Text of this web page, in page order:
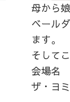
母から
ベール
ます。
そして
会場名
ザ・ヨ